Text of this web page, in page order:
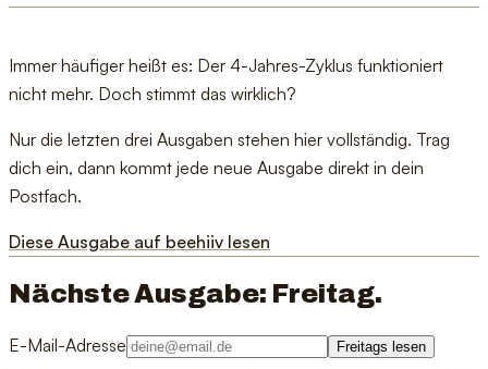
Immer häufiger heißt es: Der 4-Jahres-Zyklus funktioniert
nicht mehr. Doch stimmt das wirklich?
Nur die letzten drei Ausgaben stehen hier vollständig. Trag
dich ein, dann kommt jede neue Ausgabe direkt in dein
Postfach.
Diese Ausgabe auf beehiiv lesen
Nächste Ausgabe: Freitag.
E-Mail-Adresse Freitags lesen